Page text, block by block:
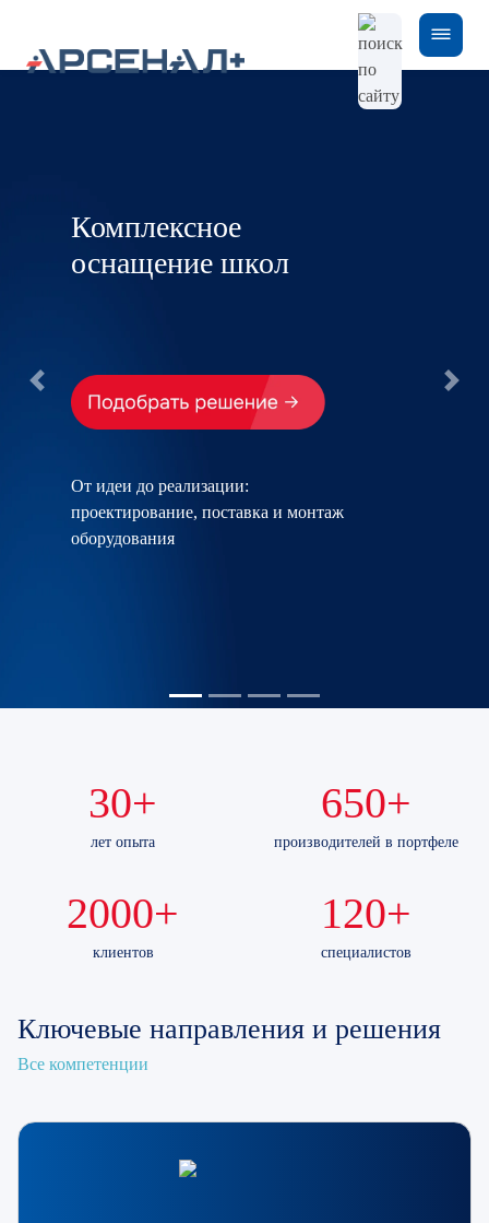
Комплексное
оснащение школ
От идеи до реализации:
проектирование, поставка и монтаж
оборудования
30+
лет опыта
650+
производителей в портфеле
2000+
клиентов
120+
специалистов
Ключевые направления и решения
Все компетенции